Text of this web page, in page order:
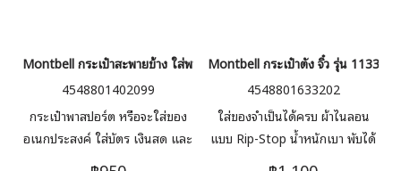
Montbell กระเป๋าสะพายข้าง ใส่พาสปอร์ตได้ รุ่น 1133108 Passport
4548801402099
กระเป๋าพาสปอร์ต หรือจะใส่ของ
อเนกประสงค์ ใส่บัตร เงินสด และ
Montbell กระเป๋าตัง จิ๋ว รุ่น
4548801633202
ใส่ของจำเป็นได้ครบ ผ้าไนลอน
แบบ Rip-Stop น้ำหนักเบา พับได้